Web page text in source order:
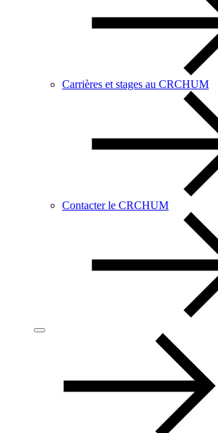
Carrières et stages au CRCHUM
Contacter le CRCHUM